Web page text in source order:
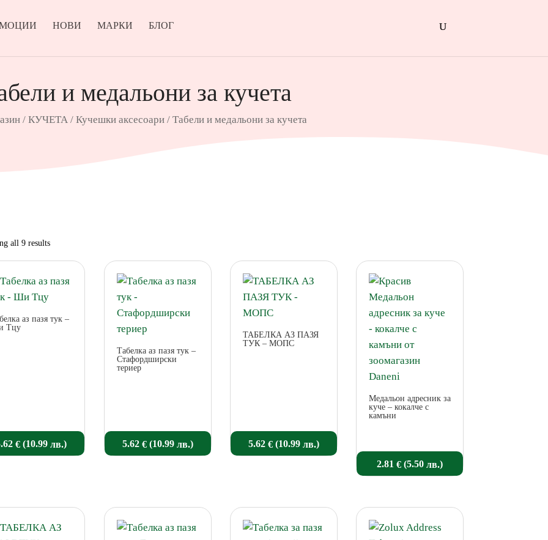
НОВИ МАРКИ БЛОГ
и медальони за кучета
/ КУЧЕТА/ Кучешки аксесоари/ Табели и медальони за кучета
all 9 resultsSorted
by
аз пазя тук –
Тцу
€ (10.99 лв.)
Табелка аз пазя тук –
Стафордширски
териер
5.62 € (10.99 лв.)
ТАБЕЛКА АЗ ПАЗЯ
ТУК – МОПС
5.62 € (10.99 лв.)
Медальон адресник за
куче – кокалче с
камъни
2.81€ (5.50 лв.)